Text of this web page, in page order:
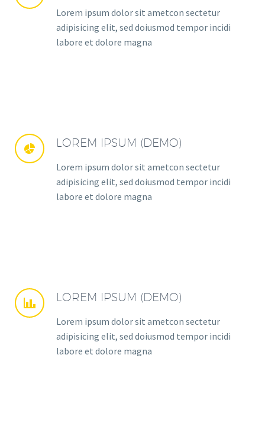
Lorem ipsum dolor sit ametcon sectetur
adipisicing elit, sed doiusmod tempor incidi
labore et dolore magna

 LOREM IPSUM (DEMO)
Lorem ipsum dolor sit ametcon sectetur
adipisicing elit, sed doiusmod tempor incidi
labore et dolore magna

 LOREM IPSUM (DEMO)
Lorem ipsum dolor sit ametcon sectetur
adipisicing elit, sed doiusmod tempor incidi
labore et dolore magna